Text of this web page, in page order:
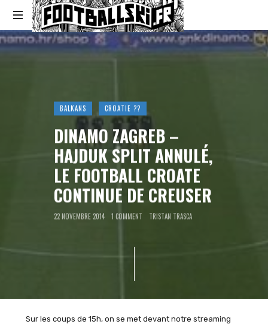
Footballski
Le
d'EuropeBALKANS CROATIE ??
DINAMO ZAGREB –
HAJDUK SPLIT ANNULÉ,
LE FOOTBALL CROATE
CONTINUE DE CREUSER
22 NOVEMBRE 2014 1 COMMENT TRISTAN TRASCA
Sur les coups de 15h, on se met devant notre streaming